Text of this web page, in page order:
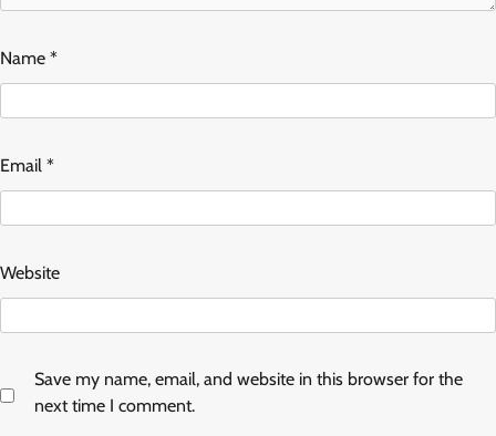
Name *
Email *
Website
Save my name, email, and website in this browser for the
next time I comment.